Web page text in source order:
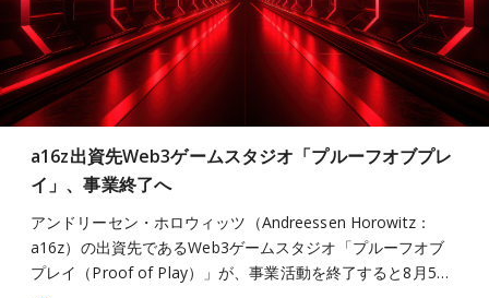
a16z出資先Web3ゲームスタジオ「プルーフオブプレ
イ」、事業終了へ
アンドリーセン・ホロウィッツ（Andreessen Horowitz：
a16z）の出資先であるWeb3ゲームスタジオ「プルーフオブ
プレイ（Proof of Play）」が、事業活動を終了すると8月5…